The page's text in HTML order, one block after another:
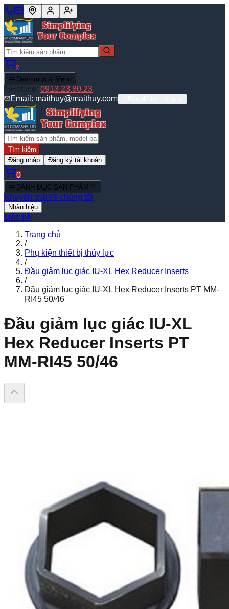
0
Danh mục & Menu
Hotline: 0913.23.80.23
Email: maithuy@maithuy.com
Tìm kiếm
Đăng nhập
Đăng ký tài khoản
0
DANH MỤC SẢN PHẨM
Khuyến mãiVề chúng tôi
Nhãn hiệu
Liên hệ
Trang chủ
/
Phụ kiện thiết bị thủy lực
/
Đầu giảm lục giác IU-XL Hex Reducer Inserts
/
Đầu giảm lục giác IU-XL Hex Reducer Inserts PT MM-
RI45 50/46
Đầu giảm lục giác IU-XL
Hex Reducer Inserts PT
MM-RI45 50/46